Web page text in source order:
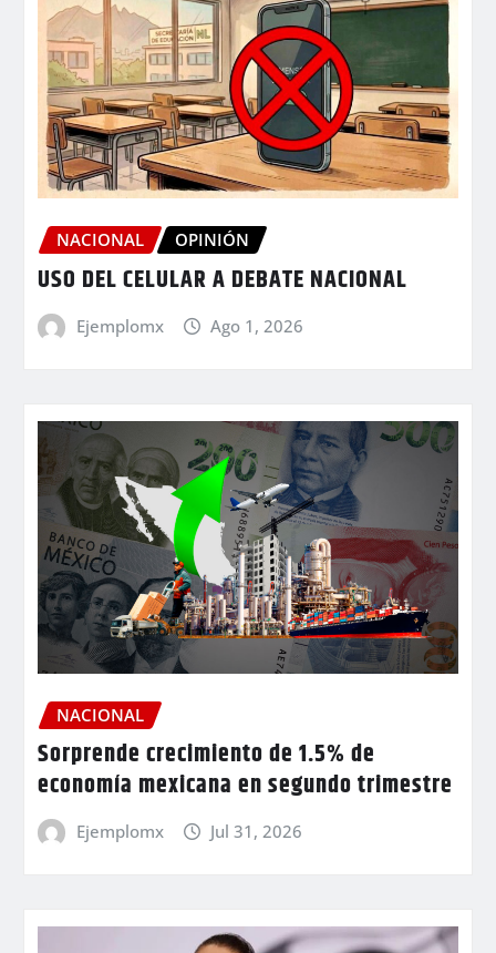
NACIONAL OPINIÓN
USO DEL CELULAR A DEBATE NACIONAL
Ejemplomx Ago 1, 2026
NACIONAL
Sorprende crecimiento de 1.5% de
economía mexicana en segundo trimestre
Ejemplomx Jul 31, 2026